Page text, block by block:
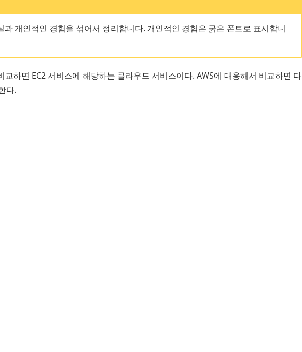
과 개인적인 경험을 섞어서 정리합니다. 개인적인 경험은 굵은 폰트로 표시합니
하면 EC2 서비스에 해당하는 클라우드 서비스이다. AWS에 대응해서 비교하면 다
다.